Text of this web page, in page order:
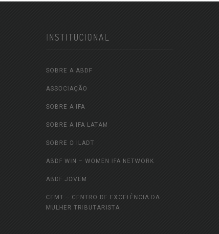
INSTITUCIONAL
SOBRE A ABDF
ASSOCIAÇÃO
SOBRE A IFA
SOBRE A IFA LATAM
SOBRE O ILADT
ABDF WIN – WOMEN IFA NETWORK
ABDF JOVEM
CEMT – CENTRO DE EXCELÊNCIA DA
MULHER TRIBUTARISTA